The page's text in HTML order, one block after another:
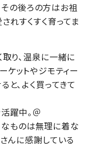
の後ろの方はお祖
れすくすく育ってま
り、温泉に一緒に
ケットやジモティー
、よく買ってきて
躍中。＠
ものは無理に着な
んに感謝している